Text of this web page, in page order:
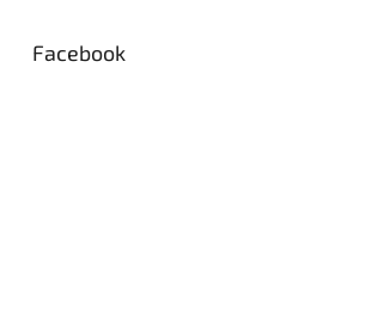
Facebook